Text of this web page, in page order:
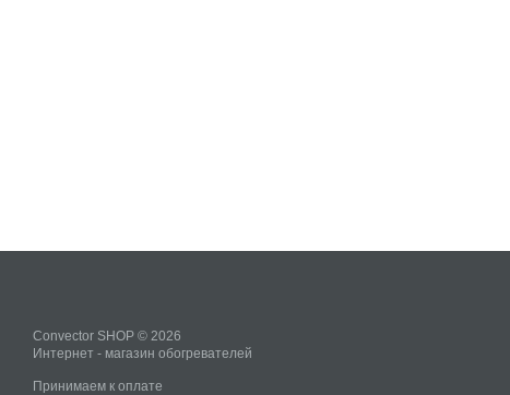
Convector SHOP © 2026
Интернет - магазин обогревателей
Принимаем к оплате